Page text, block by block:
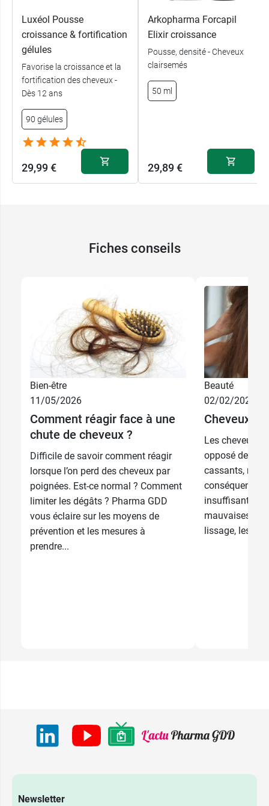
Luxéol Pousse
croissance & fortification
gélules
Favorise la croissance et la
fortification des cheveux -
Dès 12 ans
90 gélules
29,99 €
Arkopharma Forcapil
Elixir croissance
Pousse, densité - Cheveux
clairsemés
50 ml
29,89 €
Fiches conseils
Bien-être
11/05/2026
Comment réagir face à une
chute de cheveux ?
Difficile de savoir comment réagir
lorsque l’on perd des cheveux par
poignées. Est-ce normal ? Comment
limiter les dégâts ? Pharma GDD
vous éclaire sur les moyens de
prévention et les mesures à
prendre...
Beauté
02/02/2026
Cheveux
Les cheveux
opposé des
cassants,
conséquence
insuffisante de
mauvaises
lissage, les
Newsletter